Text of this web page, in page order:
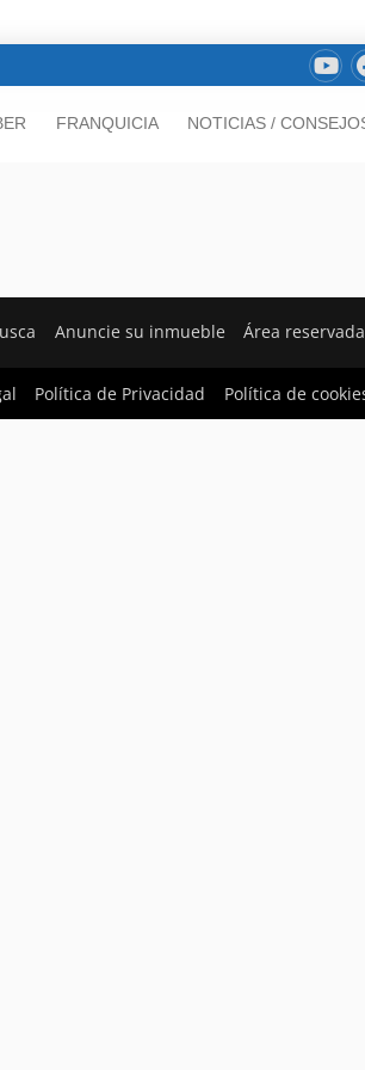
FRANQUICIA NOTICIAS /
Anuncie su inmueble Área reservada
Política de Privacidad Política de